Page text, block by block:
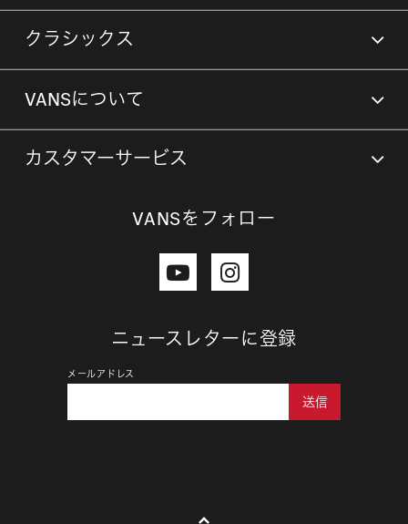
クラシックス
VANSについて
カスタマーサービス
VANSをフォロー
ニュースレターに登録
メールアドレス
送信